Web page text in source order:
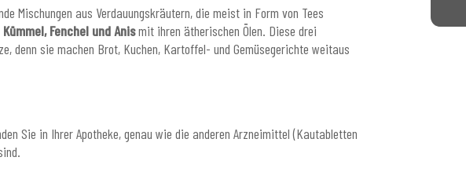
Mischungen aus Verdauungskräutern, die meist in Form von Tees
Kümmel, Fenchel und Anismit ihren ätherischen Ölen. Diese drei
denn sie machen Brot, Kuchen, Kartoffel- und Gemüsegerichte weitaus
Sie in Ihrer Apotheke, genau wie die anderen Arzneimittel (Kautabletten